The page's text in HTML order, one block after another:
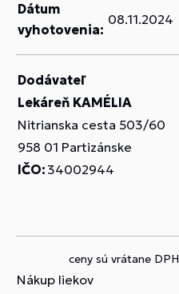
Dátum
vyhotovenia:
08.11.2024
Dodávateľ
Lekáreň KAMÉLIA
Nitrianska cesta 503/60
958 01 Partizánske
IČO: 34002944
ceny sú vrátane DPH
Nákup liekov